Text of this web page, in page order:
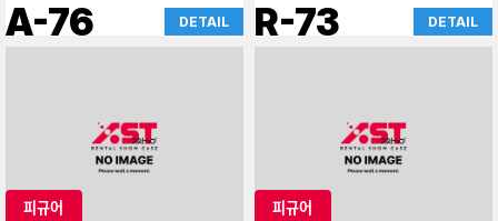
A-76 DETAIL R-73 DETAIL
피규어 피규어